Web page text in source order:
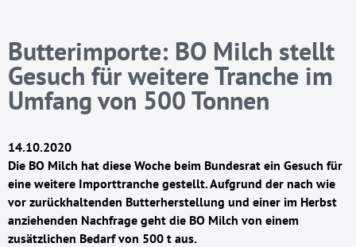
Butterimporte: BO Milch stellt
Gesuch für weitere Tranche im
Umfang von 500 Tonnen
14.10.2020
Die BO Milch hat diese Woche beim Bundesrat ein Gesuch für
eine weitere Importtranche gestellt. Aufgrund der nach wie
vor zurückhaltenden Butterherstellung und einer im Herbst
anziehenden Nachfrage geht die BO Milch von einem
zusätzlichen Bedarf von 500 t aus.